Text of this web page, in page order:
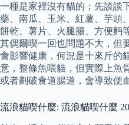
一種是家裡沒有貓的；先談談
藥、南瓜、玉米、紅薯、芋頭
餅乾、薯片、火腿腸、方便麪
其偶爾喫一回也問題不大，但
會影響健康，何況是十來斤的
意，整條魚喂貓，但實際上魚
或者劃破食道腸道，會導致便
流浪貓喫什麼: 流浪貓喫什麼